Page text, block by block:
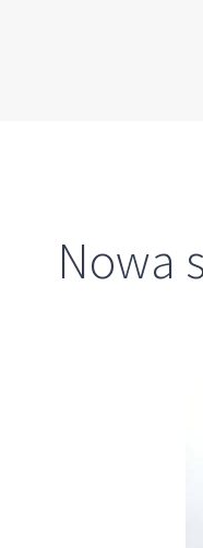
Nowa